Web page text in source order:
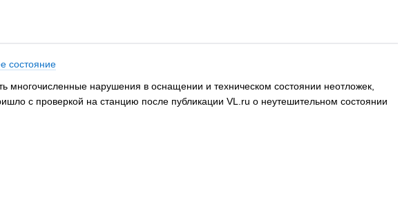
состояние
многочисленные нарушения в оснащении и техническом состоянии неотложек,
с проверкой на станцию после публикации VL.ru о неутешительном состоянии